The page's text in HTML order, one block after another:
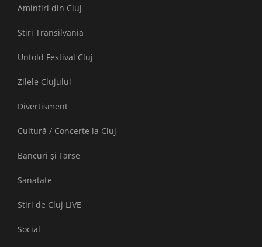
Amintiri din Cluj
Stiri Transilvania
Untold Festival Cluj
Zilele Clujului
Divertisment
Cultură / Concerte la Cluj
Bancuri și Farse
Sanatate
Stiri de Cluj LIVE
Social